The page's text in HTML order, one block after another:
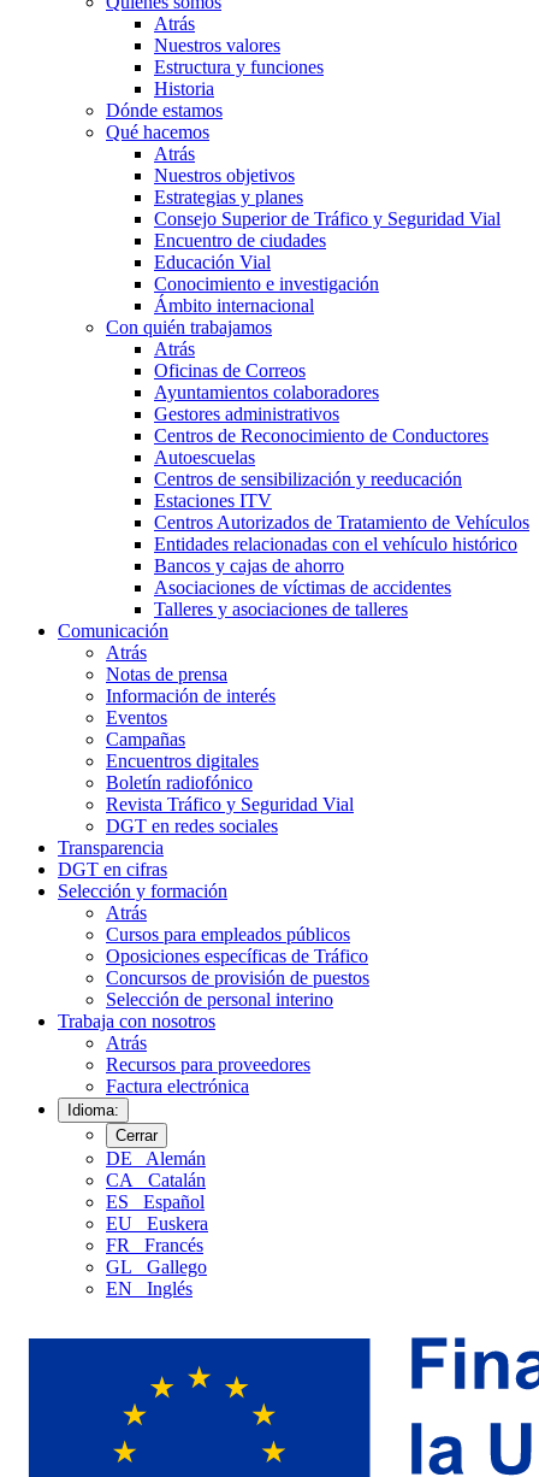
Atrás
Nuestros valores
Estructura y funciones
Historia
Dónde estamos
Qué hacemos
Atrás
Nuestros objetivos
Estrategias y planes
Consejo Superior de Tráfico y Seguridad Vial
Encuentro de ciudades
Educación Vial
Conocimiento e investigación
Ámbito internacional
Con quién trabajamos
Atrás
Oficinas de Correos
Ayuntamientos colaboradores
Gestores administrativos
Centros de Reconocimiento de Conductores
Autoescuelas
Centros de sensibilización y reeducación
Estaciones ITV
Centros Autorizados de Tratamiento de Vehículos
Entidades relacionadas con el vehículo histórico
Bancos y cajas de ahorro
Asociaciones de víctimas de accidentes
Talleres y asociaciones de talleres
Comunicación
Atrás
Notas de prensa
Información de interés
Eventos
Campañas
Encuentros digitales
Boletín radiofónico
Revista Tráfico y Seguridad Vial
DGT en redes sociales
Transparencia
DGT en cifras
Selección y formación
Atrás
Cursos para empleados públicos
Oposiciones específicas de Tráfico
Concursos de provisión de puestos
Selección de personal interino
Trabaja con nosotros
Atrás
Recursos para proveedores
Factura electrónica
Idioma:
Cerrar
DE
Alemán
CA
Catalán
ES
Español
EU
Euskera
FR
Francés
GL
Gallego
EN
Inglés